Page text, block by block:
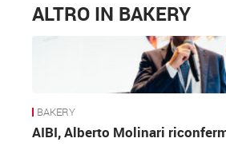
ALTRO IN BAKERY
BAKERY
AIBI, Alberto Molinari